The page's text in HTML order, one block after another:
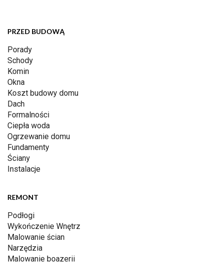
PRZED BUDOWĄ
Porady
Schody
Komin
Okna
Koszt budowy domu
Dach
Formalności
Ciepła woda
Ogrzewanie domu
Fundamenty
Ściany
Instalacje
REMONT
Podłogi
Wykończenie Wnętrz
Malowanie ścian
Narzędzia
Malowanie boazerii